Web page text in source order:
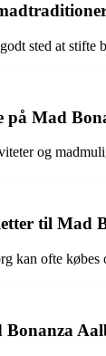
sted at
på Mad
og
til Mad
kan ofte købes
Bonanza